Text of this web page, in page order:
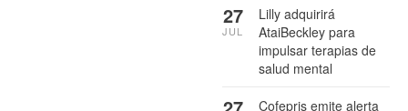
Lilly adquirirá
AtaiBeckley para
impulsar terapias de
salud mental
27
JUL
Cofepris emite alerta